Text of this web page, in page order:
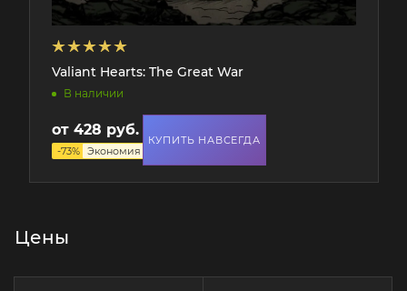
Valiant Hearts: The Great War
В наличии
от 428 руб.
-73% Экономия
КУПИТЬ НАВСЕГДА
Цены